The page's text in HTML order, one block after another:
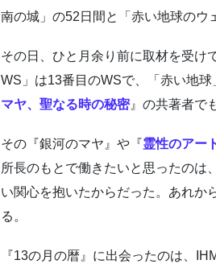
南の城」の52日間と「赤い地球のウ
その日、ひと月余り前に取材を受け
WS」は13番目のWSで、「赤い地
マヤ、聖なる時の秘密』の共著者で
その『銀河のマヤ』や『霊性のアー
所長のもとで働きたいと思ったのは
い関心を抱いたからだった。あれか
る。
『13の月の暦』に出会ったのは、